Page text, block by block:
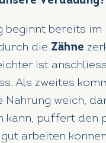
beginnt bereits im
die Zähne
ist
Als zweites
Nahrung weich,
kann, puffert den
arbeiten